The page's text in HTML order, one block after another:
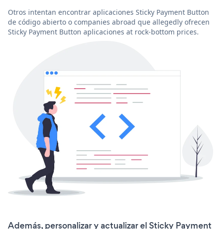
Otros intentan encontrar aplicaciones Sticky Payment Button
de código abierto o companies abroad que allegedly ofrecen
Sticky Payment Button aplicaciones at rock-bottom prices.
Además, personalizar y actualizar el Sticky Payment